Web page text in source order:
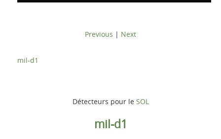
Détecteurs pour le SOL
mil-d1
Previous | Next
mil-d1